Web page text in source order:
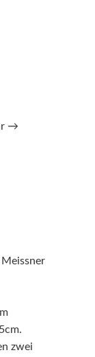
→
zwei